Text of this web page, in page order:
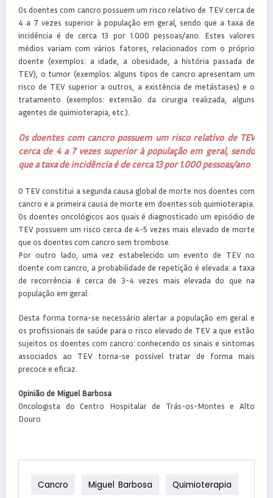
Os doentes com cancro possuem um risco relativo de TEV cerca de
4 a 7 vezes superior à população em geral, sendo que a taxa de
incidência é de cerca 13 por 1.000 pessoas/ano. Estes valores
médios variam com vários fatores, relacionados com o próprio
doente (exemplos: a idade, a obesidade, a história passada de
TEV), o tumor (exemplos: alguns tipos de cancro apresentam um
risco de TEV superior a outros, a existência de metástases) e o
tratamento (exemplos: extensão da cirurgia realizada, alguns
agentes de quimioterapia, etc.).
Os doentes com cancro possuem um risco relativo de TEV
cerca de 4 a 7 vezes superior à população em geral, sendo
que a taxa de incidência é de cerca 13 por 1.000 pessoas/ano
O TEV constitui a segunda causa global de morte nos doentes com
cancro e a primeira causa de morte em doentes sob quimioterapia.
Os doentes oncológicos aos quais é diagnosticado um episódio de
TEV possuem um risco cerca de 4-5 vezes mais elevado de morte
que os doentes com cancro sem trombose.
Por outro lado, uma vez estabelecido um evento de TEV no
doente com cancro, a probabilidade de repetição é elevada: a taxa
de recorrência é cerca de 3-4 vezes mais elevada do que na
população em geral.
Desta forma torna-se necessário alertar a população em geral e
os profissionais de saúde para o risco elevado de TEV a que estão
sujeitos os doentes com cancro: conhecendo os sinais e sintomas
associados ao TEV torna-se possível tratar de forma mais
precoce e eficaz.
Opinião de Miguel Barbosa
Oncologista do Centro Hospitalar de Trás-os-Montes e Alto
Douro
Cancro Miguel Barbosa Quimioterapia